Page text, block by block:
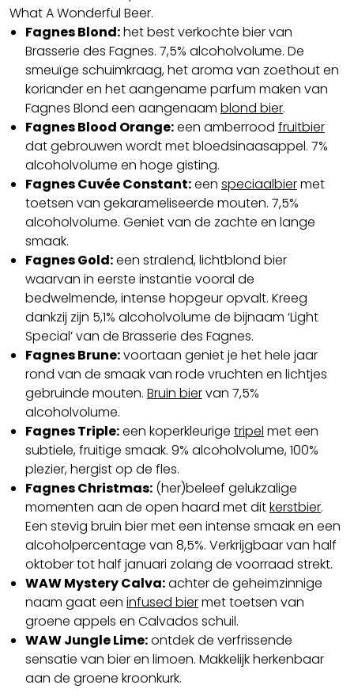
What A Wonderful Beer.
Fagnes Blond:het best verkochte bier van
Brasserie des Fagnes. 7,5% alcoholvolume. De
smeuïge schuimkraag, het aroma van zoethout en
koriander en het aangename parfum maken van
Fagnes Blond een aangenaam blond bier.
Fagnes Blood Orange:een amberrood fruitbier
dat gebrouwen wordt met bloedsinaasappel. 7%
alcoholvolume en hoge gisting.
Fagnes Cuvée Constant:een speciaalbiermet
toetsen van gekarameliseerde mouten. 7,5%
alcoholvolume. Geniet van de zachte en lange
smaak.
Fagnes Gold:een stralend, lichtblond bier
waarvan in eerste instantie vooral de
bedwelmende, intense hopgeur opvalt. Kreeg
dankzij zijn 5,1% alcoholvolume de bijnaam ‘Light
Special’ van de Brasserie des Fagnes.
Fagnes Brune:voortaan geniet je het hele jaar
rond van de smaak van rode vruchten en lichtjes
gebruinde mouten. Bruin biervan 7,5%
alcoholvolume.
Fagnes Triple:een koperkleurige tripel met een
subtiele, fruitige smaak. 9% alcoholvolume, 100%
plezier, hergist op de fles.
Fagnes Christmas: (her)beleef gelukzalige
momenten aan de open haard met ditkerstbier.
Een stevig bruin bier met een intense smaak en een
alcoholpercentage van 8,5%. Verkrijgbaar van half
oktober tot half januari zolang de voorraad strekt.
WAW Mystery Calva:achter de geheimzinnige
naam gaat een infused biermet toetsen van
groene appels en Calvados schuil.
WAW Jungle Lime:ontdek de verfrissende
sensatie van bier en limoen. Makkelijk herkenbaar
aan de groene kroonkurk.